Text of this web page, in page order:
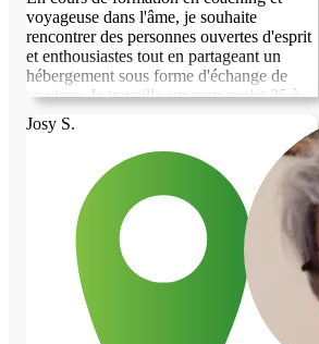
voyageuse dans l'âme, je souhaite
rencontrer des personnes ouvertes d'esprit
et enthousiastes tout en partageant un
hébergement sous forme d'échange de
services. Je travaille sur mon projet 25 à
30h par semaine, aussi j'apprécie le
contact humain et la nature sur mon temps
libre. Et je serais ravie d'apporter mon aide
sur des tâches au besoin. (Je suis en visio
formation les mardi, mercredi et jeudi en
soirée. Je travaille depuis mon ordinateur
et ai régulièrement des séances en visio)
Josy S.